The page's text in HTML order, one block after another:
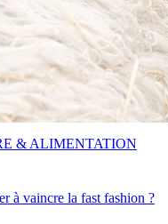
à vaincre la fast fashion ?
& ALIMENTATION